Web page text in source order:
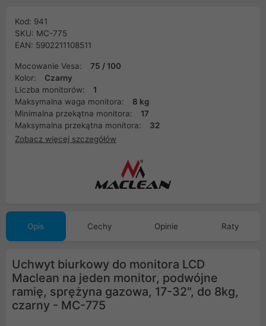
Kod: 941
SKU: MC-775
EAN: 5902211108511
Mocowanie Vesa:
75 / 100
Kolor:
Czarny
Liczba monitorów:
1
Maksymalna waga monitora:
8 kg
Minimalna przekątna monitora:
17
Maksymalna przekątna monitora:
32
Zobacz więcej szczegółów
Opis Cechy Opinie Raty
Uchwyt biurkowy do monitora LCD
Maclean na jeden monitor, podwójne
ramię, sprężyna gazowa, 17-32", do 8kg,
czarny - MC-775